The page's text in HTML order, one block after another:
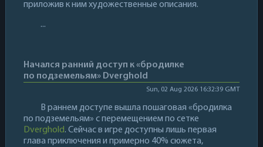
приложив к ним художественные описания.
...
Начался ранний доступ к «бродилке
по подземельям» Dverghold
Sun, 02 Aug 2026 16:32:39 GMT
В раннем доступе вышла пошаговая «бродилка
по подземельям» с перемещением по сетке
Dverghold. Сейчас в игре доступны лишь первая
глава приключения и примерно 40% сюжета,